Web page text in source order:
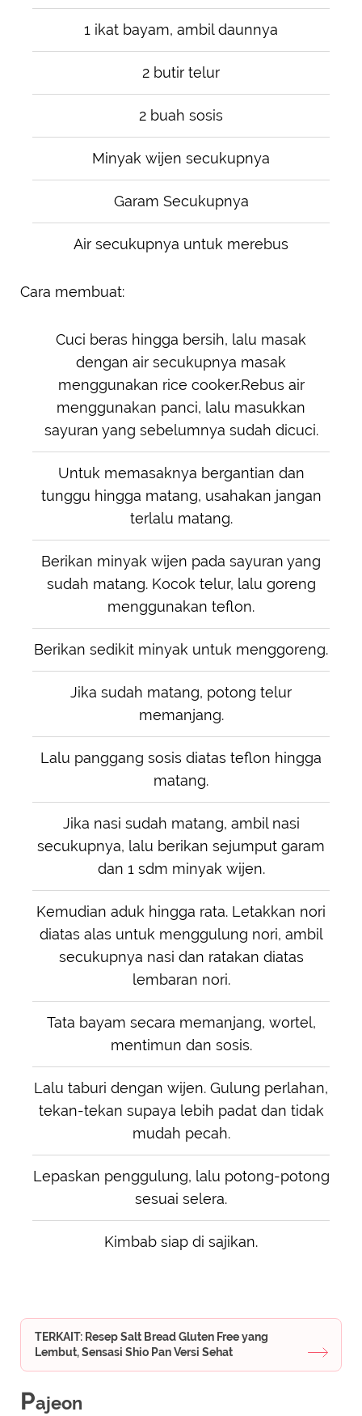
1 ikat bayam, ambil daunnya
2 butir telur
2 buah sosis
Minyak wijen secukupnya
Garam Secukupnya
Air secukupnya untuk merebus
Cara membuat:
Cuci beras hingga bersih, lalu masak
dengan air secukupnya masak
menggunakan rice cooker.Rebus air
menggunakan panci, lalu masukkan
sayuran yang sebelumnya sudah dicuci.
Untuk memasaknya bergantian dan
tunggu hingga matang, usahakan jangan
terlalu matang.
Berikan minyak wijen pada sayuran yang
sudah matang. Kocok telur, lalu goreng
menggunakan teflon.
Berikan sedikit minyak untuk menggoreng.
Jika sudah matang, potong telur
memanjang.
Lalu panggang sosis diatas teflon hingga
matang.
Jika nasi sudah matang, ambil nasi
secukupnya, lalu berikan sejumput garam
dan 1 sdm minyak wijen.
Kemudian aduk hingga rata. Letakkan nori
diatas alas untuk menggulung nori, ambil
secukupnya nasi dan ratakan diatas
lembaran nori.
Tata bayam secara memanjang, wortel,
mentimun dan sosis.
Lalu taburi dengan wijen. Gulung perlahan,
tekan-tekan supaya lebih padat dan tidak
mudah pecah.
Lepaskan penggulung, lalu potong-potong
sesuai selera.
Kimbab siap di sajikan.
TERKAIT: Resep Salt Bread Gluten Free yang
Lembut, Sensasi Shio Pan Versi Sehat
Pajeon